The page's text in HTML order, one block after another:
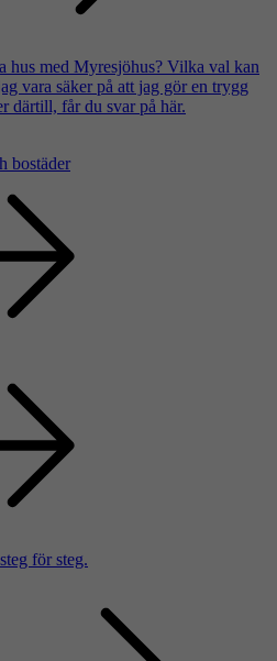
hus med Myresjöhus? Vilka val kan
vara säker på att jag gör en trygg
därtill, får du svar på här.
bostäder
för steg.